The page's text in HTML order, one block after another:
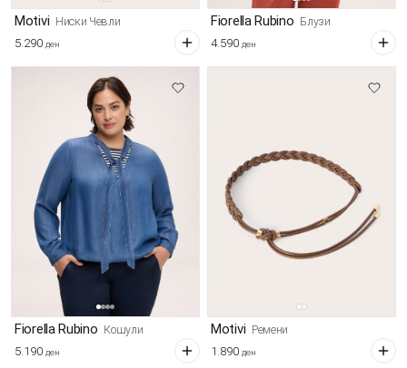
Motivi Ниски Чевли
5.290 ден
Fiorella Rubino Блузи
4.590 ден
Fiorella Rubino Кошули
5.190 ден
Motivi Ремени
1.890 ден